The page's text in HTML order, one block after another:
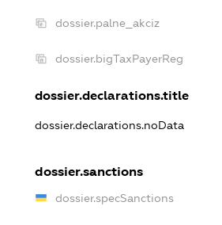
dossier.palne_akciz
dossier.bigTaxPayerReg
dossier.declarations.title
dossier.declarations.noData
dossier.sanctions
dossier.specSanctions